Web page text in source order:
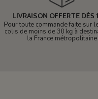
LIVRAISON OFFERTE DÈS
Pour toute commande faite sur
colis de moins de 30 kg à
la France métropolitaine